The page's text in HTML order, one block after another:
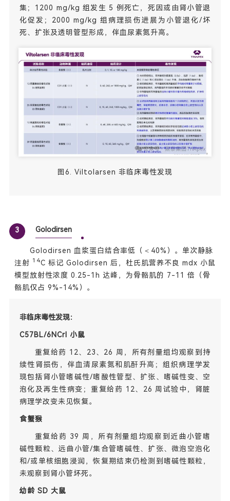
集；1200 mg/kg 组发生 5 例死亡，死因或由肾小管退
化促发；2000 mg/kg 组病理损伤进展为小管退化/坏
死、扩张及透明管型形成，伴血尿素氮升高。
图6. Viltolarsen 非临床毒性发现
3 Golodirsen
Golodirsen 血浆蛋白结合率低（＜40%）。单次静脉
注射 14C 标记 Golodirsen 后，杜氏肌营养不良 mdx 小鼠
模型放射性浓度 0.25-1h 达峰，为骨骼肌的 7-11 倍（骨
骼肌仅占 9%-14%）。
非临床毒性发现：
C57BL/6NCrl 小鼠
重复给药 12、23、26 周，所有剂量组均观察到持
续性肾损伤，伴血清尿素氮和肌酐升高；组织病理学发
现包括肾小管嗜碱性/嗜酸性管型、扩张、嗜碱性变、空
泡化及再生性病变；重复给药 12、26 周试验中，肾脏
病理学改变未见恢复。
食蟹猴
重复给药 39 周，所有剂量组均观察到近曲小管嗜
碱性颗粒、远曲小管/集合管嗜碱性、扩张、微泡空泡化
和/或单核细胞浸润，恢复期结束仍检测到嗜碱性颗粒，
未观察到肾小管坏死。
幼龄 SD 大鼠